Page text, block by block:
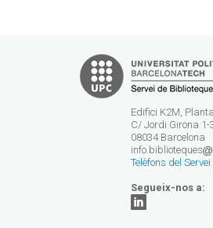
Edifici K2M,
C/ Jordi Girona 1-
08034 Barcelona
info.biblioteques
Telèfons del
Segueix-nos a: